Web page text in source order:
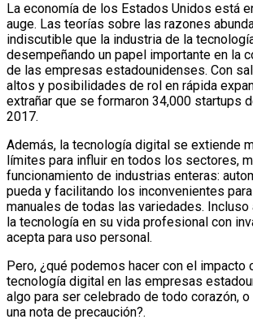
La economía de los Estados Unidos está
auge. Las teorías sobre las razones
indiscutible que la industria de la
desempeñando un papel importante en la
de las empresas estadounidenses. Con
altos y posibilidades de rol en rápida
extrañar que se formaron 34,000 startups
2017.
Además, la tecnología digital se extiende
límites para influir en todos los sectores,
funcionamiento de industrias enteras:
pueda y facilitando los inconvenientes
manuales de todas las variedades. Incluso
la tecnología en su vida profesional con
acepta para uso personal.
Pero, ¿qué podemos hacer con el impacto
tecnología digital en las empresas
algo para ser celebrado de todo corazón,
una nota de precaución?.